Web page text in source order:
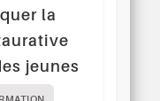
la
jeunes